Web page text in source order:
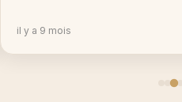
il y a 9 mois